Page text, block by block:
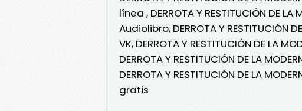
línea , DERROTA Y RESTITUCIÓN DE
Audiolibro, DERROTA Y RESTITUCIÓN
VK, DERROTA Y RESTITUCIÓN DE LA
DERROTA Y RESTITUCIÓN DE LA
DERROTA Y RESTITUCIÓN DE LA
gratis